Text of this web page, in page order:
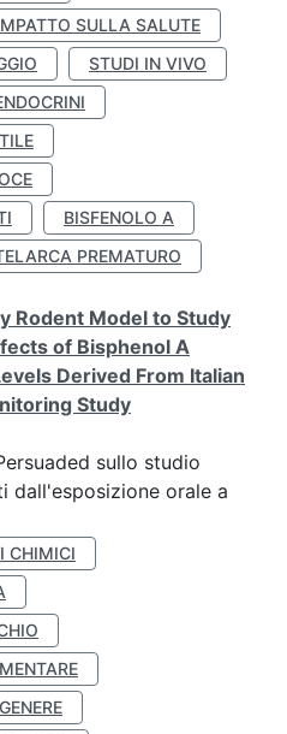
SULLA SALUTE
STUDI IN VIVO
BISFENOLO A
PREMATURO
Rodent Model to Study
of Bisphenol A
Derived From Italian
Study
sullo studio
dall'esposizione orale a
CHIMICI